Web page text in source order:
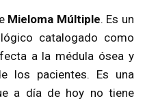
Mieloma Múltiple. Es un
catalogado como
a la médula ósea y
los pacientes. Es una
a día de hoy no tiene